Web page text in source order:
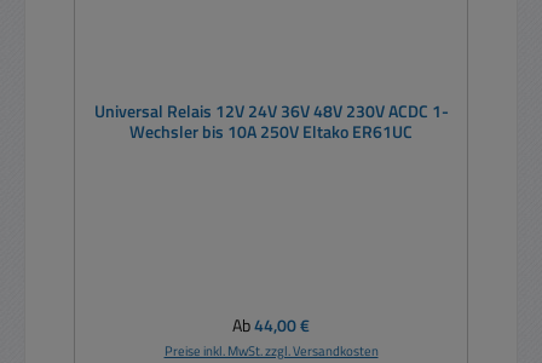
Universal Relais 12V 24V 36V 48V 230V ACDC 1-
Wechsler bis 10A 250V Eltako ER61UC
Regulärer Preis:
Ab44,00 €
Preise inkl. MwSt. zzgl. Versandkosten